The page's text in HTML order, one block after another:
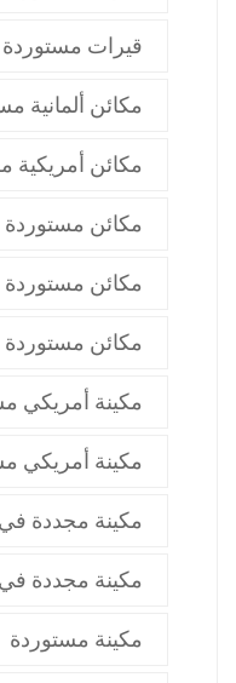
قيرات مستوردة
مكائن ألمانية
مكائن أمريكية
مكائن مستوردة
مكائن مستوردة
مكائن مستوردة
مكينة أمريكي
مكينة أمريكي
مكينة مجددة
مكينة مجددة في
مكينة مستوردة